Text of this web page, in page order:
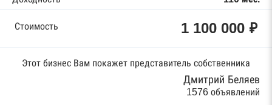
Стоимость 1 100 000 ₽
Этот бизнес Вам покажет представитель собственника
Дмитрий Беляев
1576 объявлений